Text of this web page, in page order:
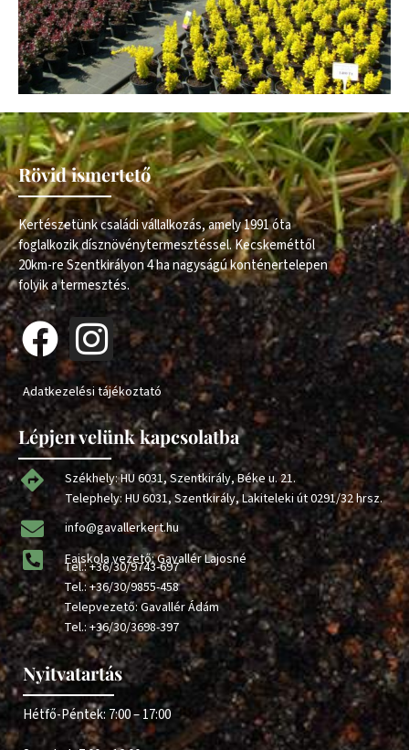
Rövid ismertető
Kertészetünk családi vállalkozás, amely 1991 óta
foglalkozik dísznövénytermesztéssel. Kecskeméttől
20km-re Szentkirályon 4 ha nagyságú konténertelepen
folyik a termesztés.
Adatkezelési tájékoztató
Lépjen velünk kapcsolatba
Székhely: HU 6031, Szentkirály, Béke u. 21.
Telephely: HU 6031, Szentkirály, Lakiteleki út 0291/32 hrsz.
info@gavallerkert.hu
Faiskola vezető: Gavallér Lajosné
Tel.:+36/30/9743-697
Tel.:+36/30/9855-458
Telepvezető: Gavallér Ádám
Tel.:+36/30/3698-397
Nyitvatartás
Hétfő-Péntek: 7:00 – 17:00